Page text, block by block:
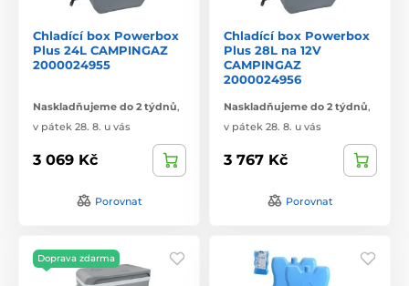
Chladící box Powerbox
Plus 24L CAMPINGAZ
2000024955
Naskladňujeme do 2 týdnů,
v pátek 28. 8. u vás
3 069 Kč
Porovnat
Chladící box Powerbox
Plus 28L na 12V
CAMPINGAZ
2000024956
Naskladňujeme do 2 týdnů,
v pátek 28. 8. u vás
3 767 Kč
Porovnat
Doprava zdarma